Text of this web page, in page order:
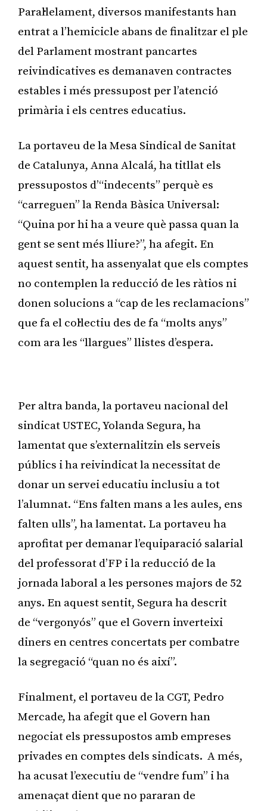
Paral·lelament, diversos manifestants han
entrat a l’hemicicle abans de finalitzar el ple
del Parlament mostrant pancartes
reivindicatives es demanaven contractes
estables i més pressupost per l’atenció
primària i els centres educatius.
La portaveu de la Mesa Sindical de Sanitat
de Catalunya, Anna Alcalá, ha titllat els
pressupostos d’“indecents” perquè es
“carreguen” la Renda Bàsica Universal:
“Quina por hi ha a veure què passa quan la
gent se sent més lliure?”, ha afegit. En
aquest sentit, ha assenyalat que els comptes
no contemplen la reducció de les ràtios ni
donen solucions a “cap de les reclamacions”
que fa el col·lectiu des de fa “molts anys”
com ara les “llargues” llistes d’espera.
Per altra banda, la portaveu nacional del
sindicat USTEC, Yolanda Segura, ha
lamentat que s’externalitzin els serveis
públics i ha reivindicat la necessitat de
donar un servei educatiu inclusiu a tot
l’alumnat. “Ens falten mans a les aules, ens
falten ulls”, ha lamentat. La portaveu ha
aprofitat per demanar l’equiparació salarial
del professorat d’FP i la reducció de la
jornada laboral a les persones majors de 52
anys. En aquest sentit, Segura ha descrit
de “vergonyós” que el Govern inverteixi
diners en centres concertats per combatre
la segregació “quan no és així”.
Finalment, el portaveu de la CGT, Pedro
Mercade, ha afegit que el Govern han
negociat els pressupostos amb empreses
privades en comptes dels sindicats. A més,
ha acusat l’executiu de “vendre fum” i ha
amenaçat dient que no pararan de